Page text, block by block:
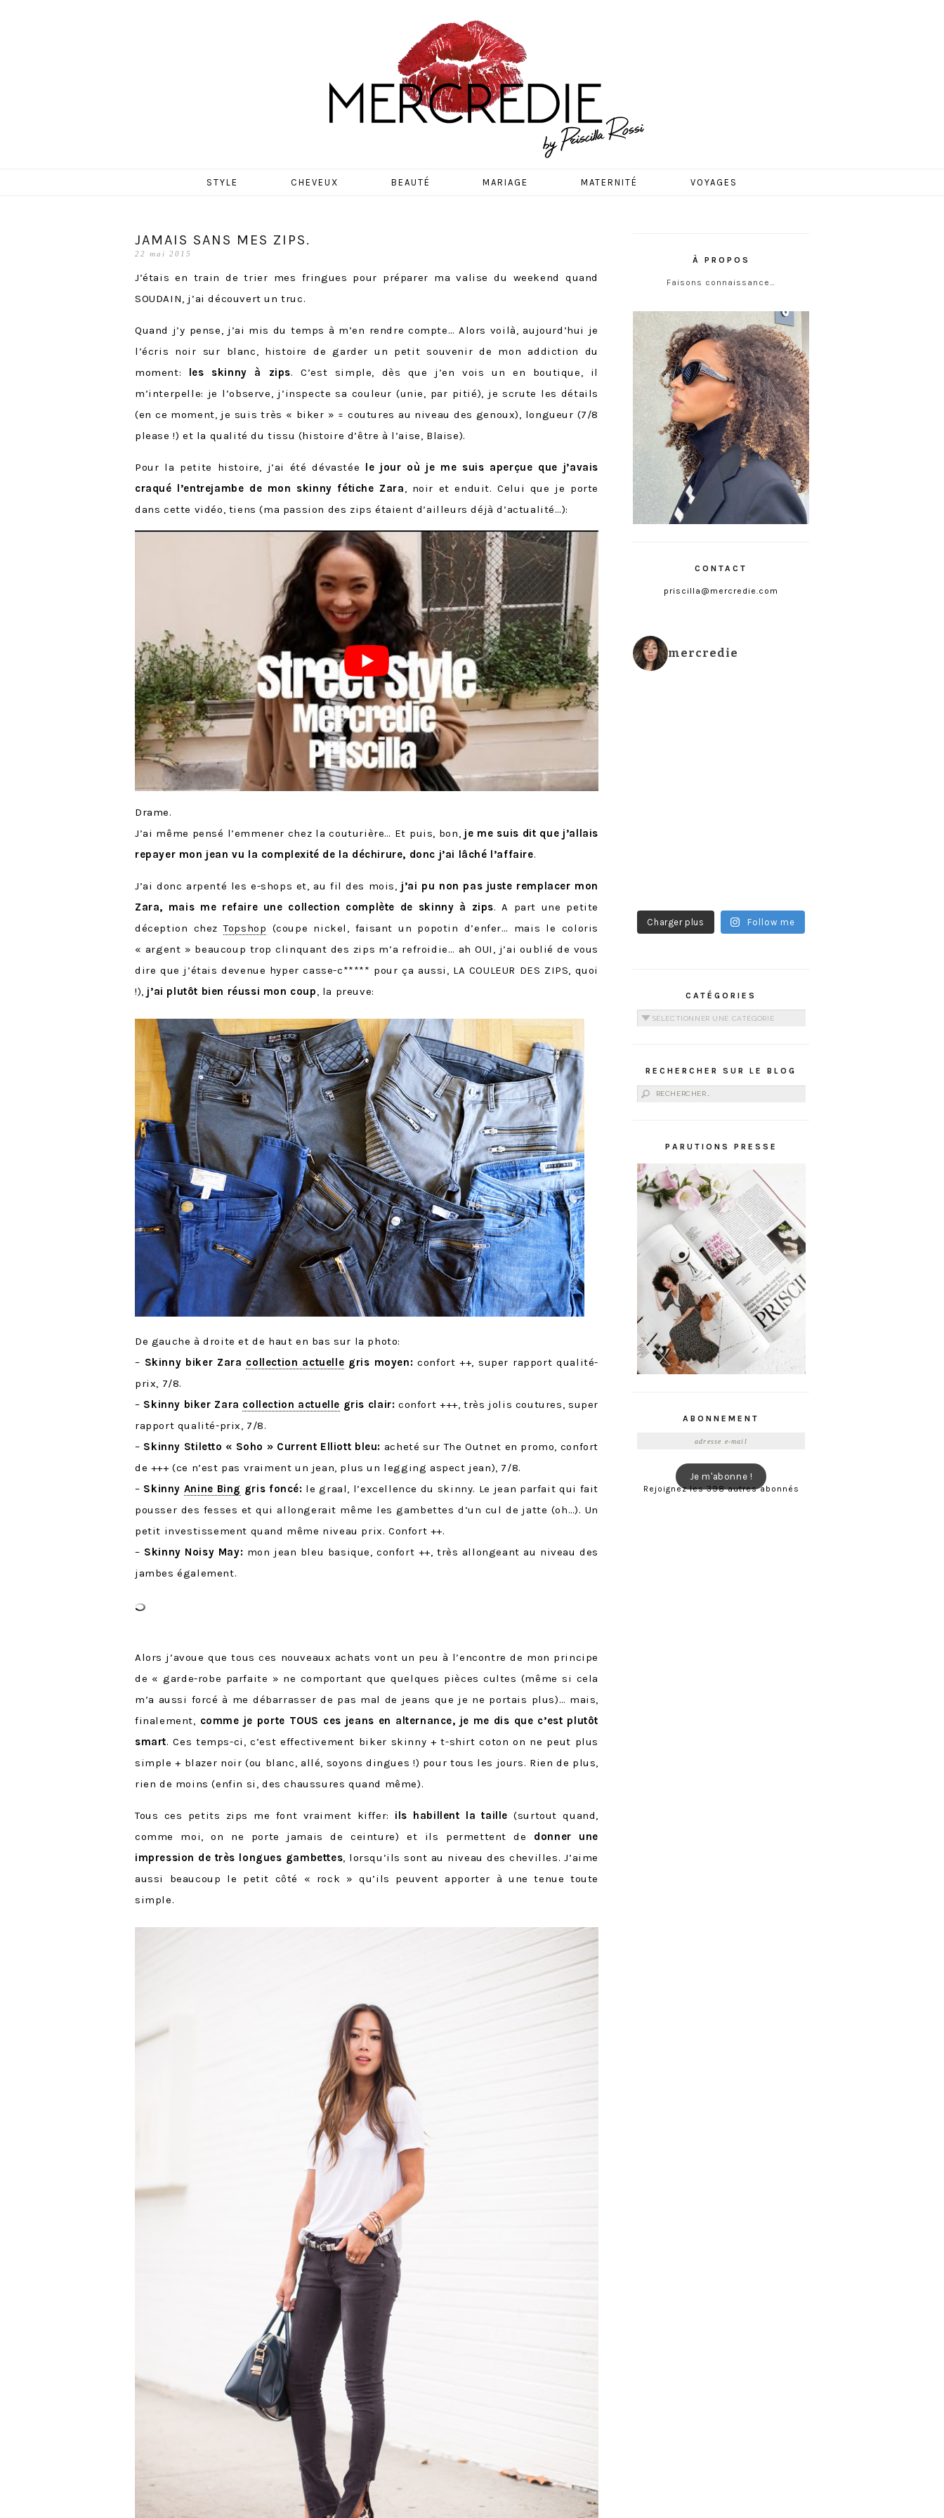
MERCREDIE
STYLE CHEVEUX BEAUTÉ MARIAGE MATERNITÉ VOYAGES
JAMAIS SANS MES ZIPS.
22 mai 2015
J’étais en train de trier mes fringues pour préparer ma valise du weekend quand
SOUDAIN, j’ai découvert un truc.
Quand j’y pense, j’ai mis du temps à m’en rendre compte… Alors voilà, aujourd’hui je
l’écris noir sur blanc, histoire de garder un petit souvenir de mon addiction du
moment: les skinny à zips. C’est simple, dès que j’en vois un en boutique, il
m’interpelle: je l’observe, j’inspecte sa couleur (unie, par pitié), je scrute les détails
(en ce moment, je suis très « biker » = coutures au niveau des genoux), longueur (7/8
please !) et la qualité du tissu (histoire d’être à l’aise, Blaise).
Pour la petite histoire, j’ai été dévastée le jour où je me suis aperçue que j’avais
craqué l’entrejambe de mon skinny fétiche Zara, noir et enduit. Celui que je porte
dans cette vidéo, tiens (ma passion des zips étaient d’ailleurs déjà d’actualité…):
Drame.
J’ai même pensé l’emmener chez la couturière… Et puis, bon, je me suis dit que j’allais
repayer mon jean vu la complexité de la déchirure, donc j’ai lâché l’affaire.
J’ai donc arpenté les e-shops et, au fil des mois, j’ai pu non pas juste remplacer mon
Zara, mais me refaire une collection complète de skinny à zips. A part une petite
déception chezTopshop (coupe nickel, faisant un popotin d’enfer… mais le coloris
« argent » beaucoup trop clinquant des zips m’a refroidie… ah OUI, j’ai oublié de vous
dire que j’étais devenue hyper casse-c***** pour ça aussi, LA COULEUR DES ZIPS, quoi
!), j’ai plutôt bien réussi mon coup, la preuve:
De gauche à droite et de haut en bas sur la photo:
– Skinny biker Zara collection actuelle gris moyen: confort ++, super rapport qualité-
prix, 7/8.
– Skinny biker Zara collection actuelle gris clair: confort +++, très jolis coutures, super
rapport qualité-prix, 7/8.
– Skinny Stiletto « Soho » Current Elliott bleu: acheté sur The Outnet en promo, confort
de +++ (ce n’est pas vraiment un jean, plus un legging aspect jean), 7/8.
– Skinny Anine Bing gris foncé: le graal, l’excellence du skinny. Le jean parfait qui fait
pousser des fesses et qui allongerait même les gambettes d’un cul de jatte (oh…). Un
petit investissement quand même niveau prix. Confort ++.
– Skinny Noisy May: mon jean bleu basique, confort ++, très allongeant au niveau des
jambes également.
Alors j’avoue que tous ces nouveaux achats vont un peu à l’encontre de mon principe
de « garde-robe parfaite » ne comportant que quelques pièces cultes (même si cela
m’a aussi forcé à me débarrasser de pas mal de jeans que je ne portais plus)… mais,
finalement, comme je porte TOUS ces jeans en alternance, je me dis que c’est plutôt
smart. Ces temps-ci, c’est effectivement biker skinny + t-shirt coton on ne peut plus
simple + blazer noir (ou blanc, allé, soyons dingues !) pour tous les jours. Rien de plus,
rien de moins (enfin si, des chaussures quand même).
Tous ces petits zips me font vraiment kiffer: ils habillent la taille (surtout quand,
comme moi, on ne porte jamais de ceinture) et ils permettent de donner une
impression de très longues gambettes, lorsqu’ils sont au niveau des chevilles. J’aime
aussi beaucoup le petit côté « rock » qu’ils peuvent apporter à une tenue toute
simple.
À PROPOS
Faisons connaissance…
CONTACT
priscilla@mercredie.com
mercredie
Charger plus Follow me
CATÉGORIES
Catégories
RECHERCHER SUR LE BLOG
Rechercher :
PARUTIONS PRESSE
ABONNEMENT
Je m'abonne !
Rejoignez les 398 autres abonnés